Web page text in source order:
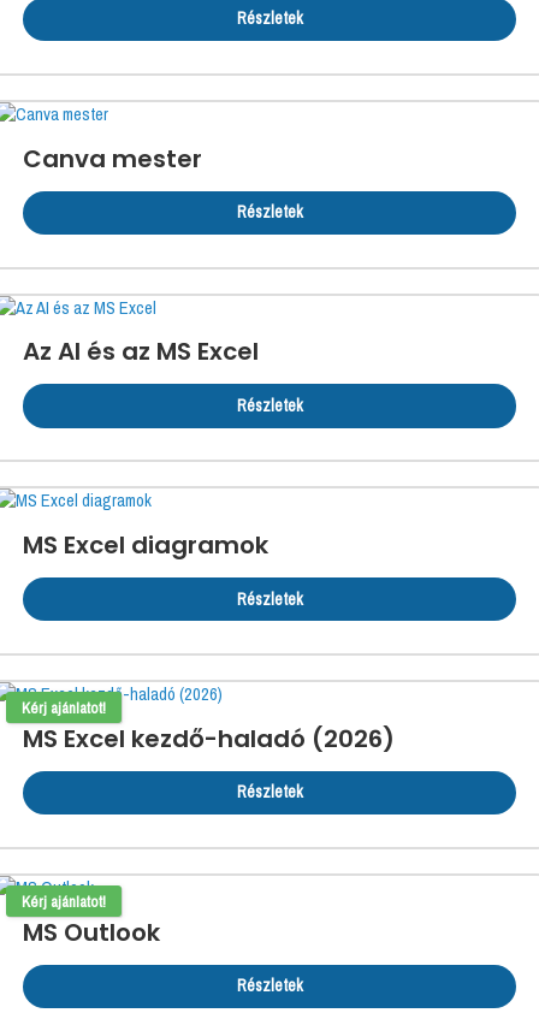
Részletek
Canva mester
Részletek
Az AI és az MS Excel
Részletek
MS Excel diagramok
Részletek
Kérj ajánlatot!
MS Excel kezdő-haladó (2026)
Részletek
Kérj ajánlatot!
MS Outlook
Részletek